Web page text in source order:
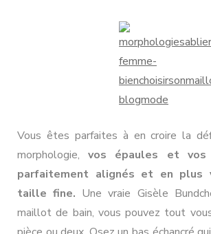
Vous êtes parfaites à en croire la
morphologie,vos épaules et vos
parfaitement alignés et en plus
taille fine. Une vraie Gisèle
maillot de bain, vous pouvez tout